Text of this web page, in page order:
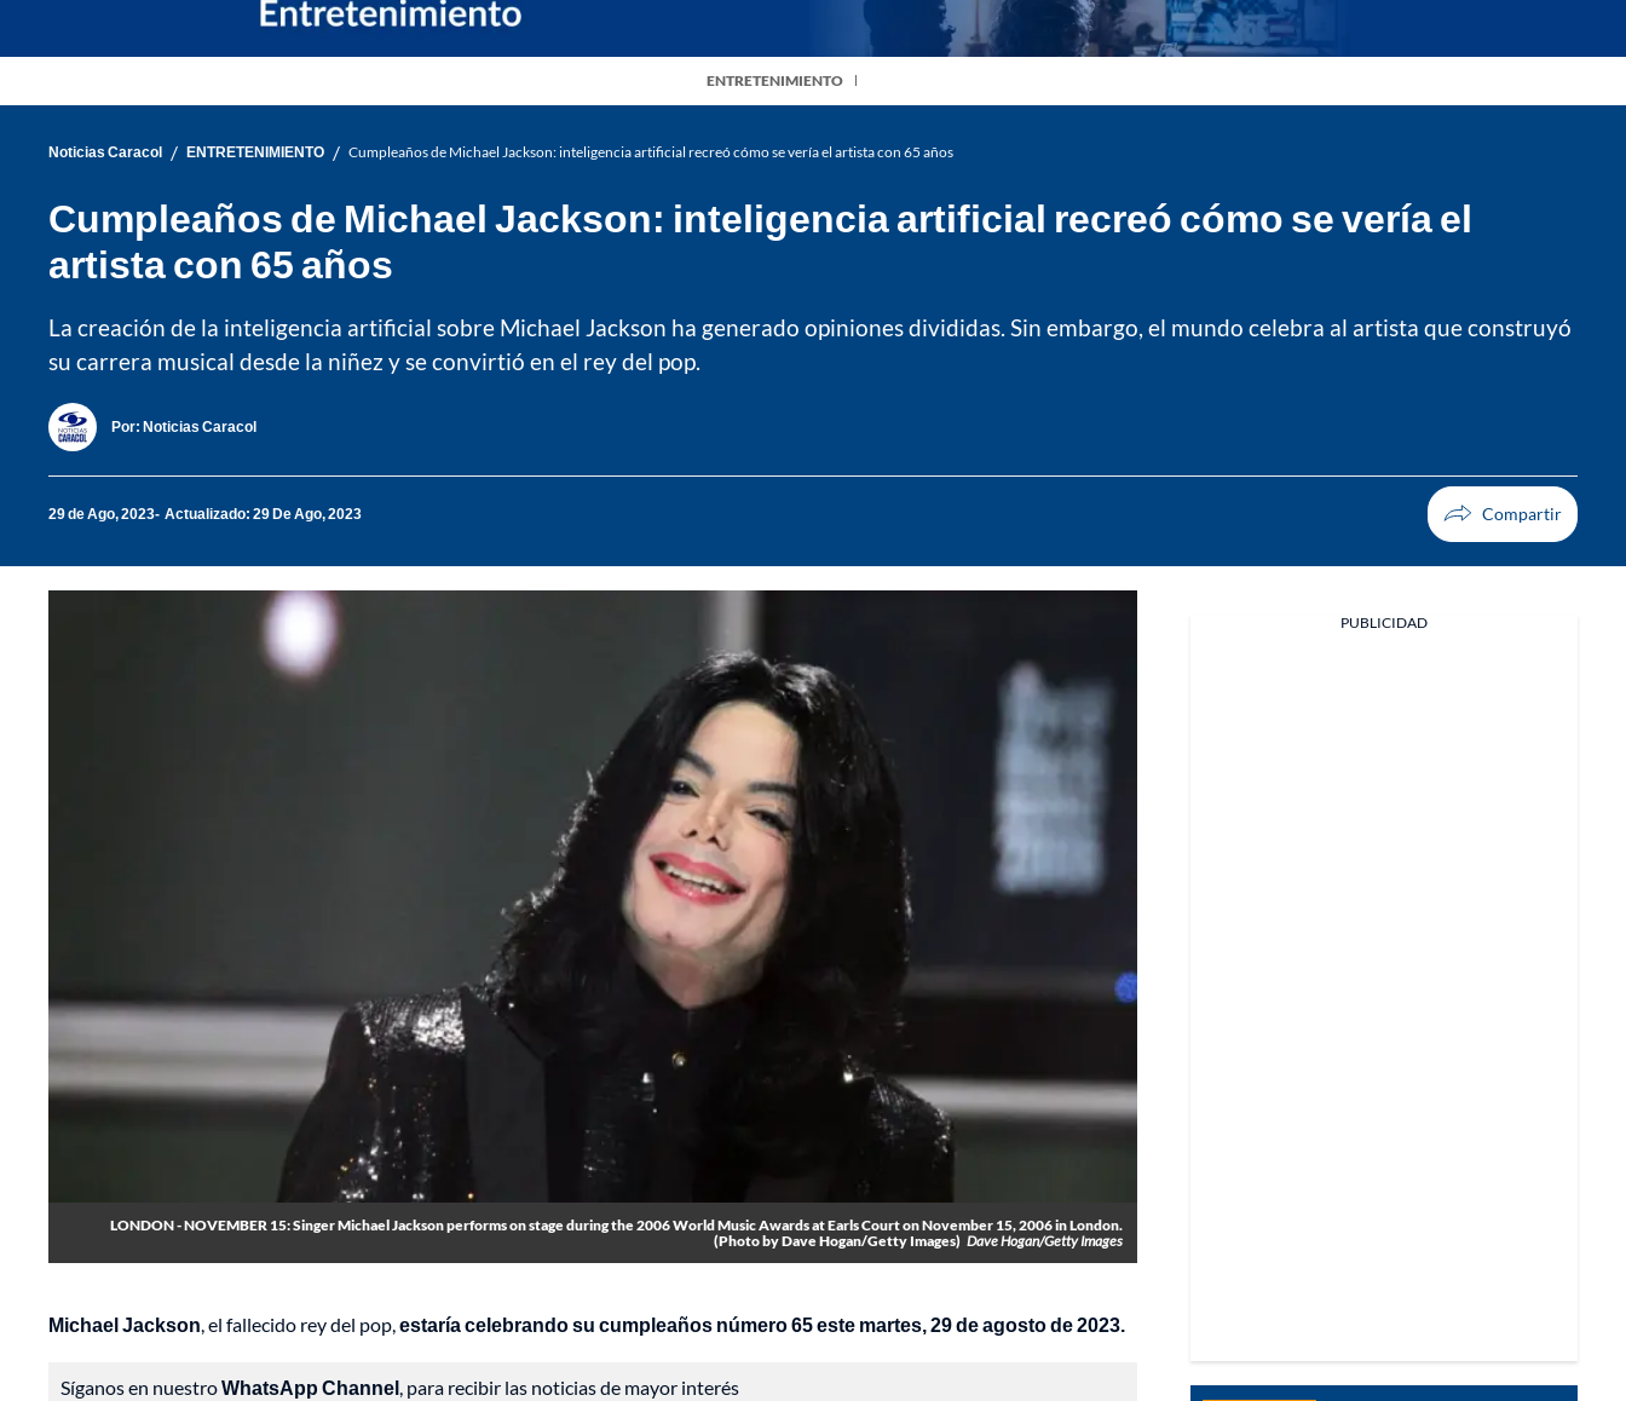
ENTRETENIMIENTO
Noticias Caracol / ENTRETENIMIENTO / Cumpleaños de Michael Jackson: inteligencia artificial recreó cómo se vería el artista con 65 años
Cumpleaños de Michael Jackson: inteligencia artificial recreó cómo se vería el
artista con 65 años
La creación de la inteligencia artificial sobre Michael Jackson ha generado opiniones divididas. Sin embargo, el mundo celebra al artista que construyó
su carrera musical desde la niñez y se convirtió en el rey del pop.
Por: Noticias Caracol
29 de Ago, 2023 Actualizado: 29 De Ago, 2023
LONDON - NOVEMBER 15: Singer Michael Jackson performs on stage during the 2006 World Music Awards at Earls Court on November 15, 2006 in London.
(Photo by Dave Hogan/Getty Images) Dave Hogan/Getty Images
Michael Jackson, el fallecido rey del pop,estaría celebrando su cumpleaños número 65 este martes, 29 de agosto de 2023.
Síganos en nuestroWhatsApp Channel, para recibir las noticias de mayor interés
PUBLICIDAD